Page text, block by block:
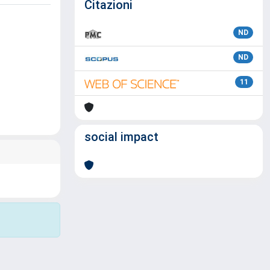
Citazioni
ND
ND
11
social impact